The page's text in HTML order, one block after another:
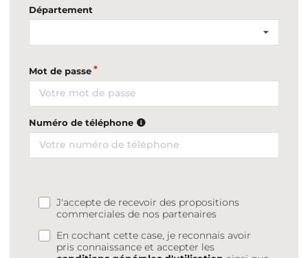
Département
Mot de passe
Numéro de téléphone
J'accepte de recevoir des propositions
commerciales de nos partenaires
En cochant cette case, je reconnais avoir
pris connaissance et accepter les